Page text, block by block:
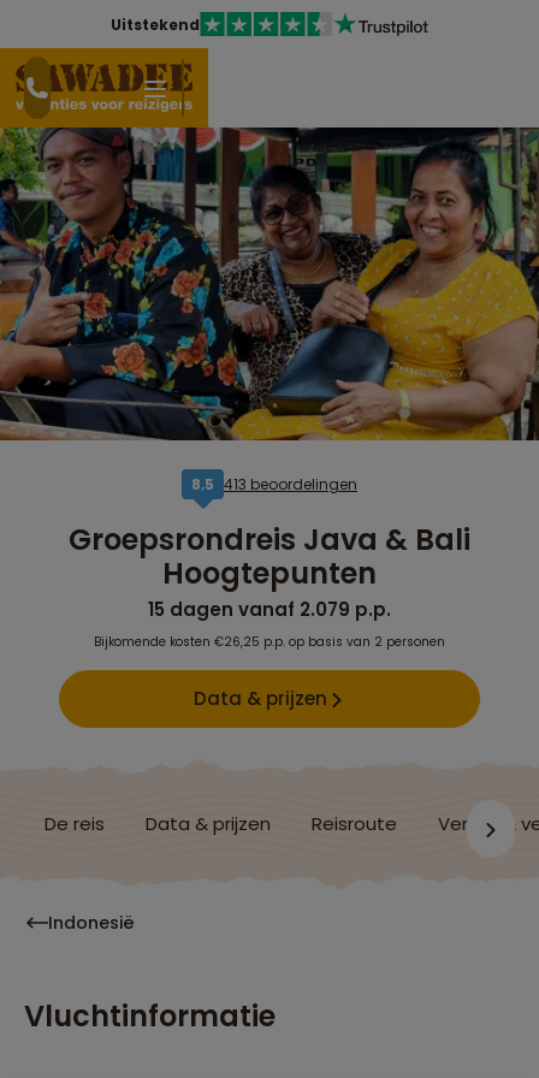
Uitstekend
8,5 413 beoordelingen
Groepsrondreis Java & Bali
Hoogtepunten
15 dagen vanaf 2.079 p.p.
Bijkomende kosten €26,25 p.p. op basis van 2 personen
Data & prijzen
De reis Data & prijzen Reisroute Verblijf &
Indonesië
Vluchtinformatie